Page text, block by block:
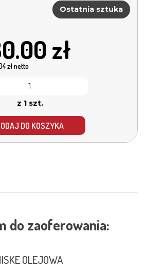
Ostatnia sztuka
zł
zł netto
z 1 szt.
DO KOSZYKA
do zaoferowania:
OLEJOWA